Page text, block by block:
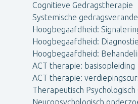
Cognitieve Gedragstherapie
Systemische
Hoogbegaafdheid:
Hoogbegaafdheid:
Hoogbegaafdheid:
ACT therapie: basisopleiding
ACT therapie:
Therapeutisch
Neuropsychologisch